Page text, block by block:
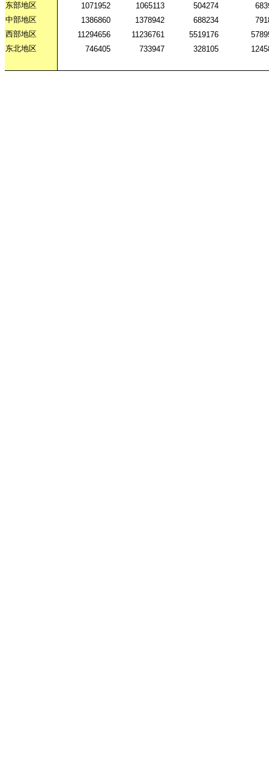
东部地区
1071952 1065113 504274
中部地区
1386860 1378942 688234
西部地区
11294656 11236761 5519176
东北地区
746405 733947 328105